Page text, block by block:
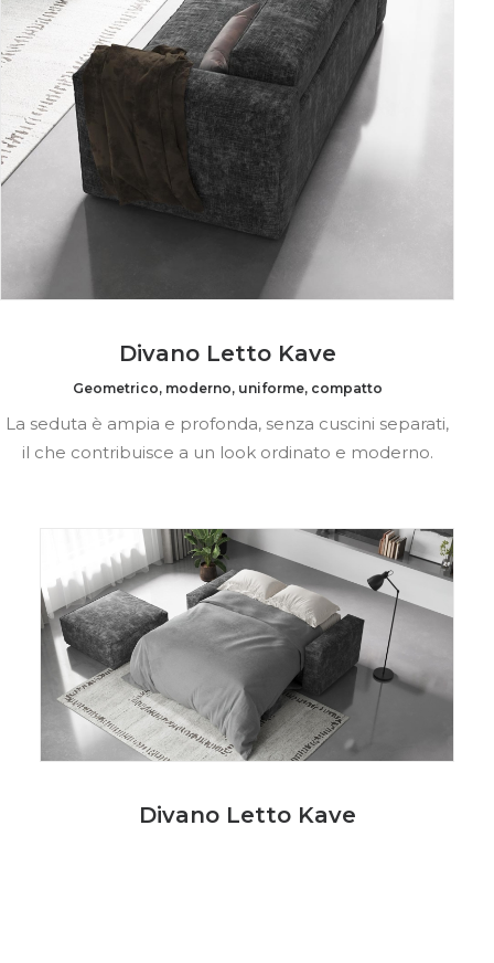
Divano Letto Kave
Geometrico, moderno, uniforme, compatto
La seduta è ampia e profonda, senza cuscini separati,
il che contribuisce a un look ordinato e moderno.
Divano Letto Kave